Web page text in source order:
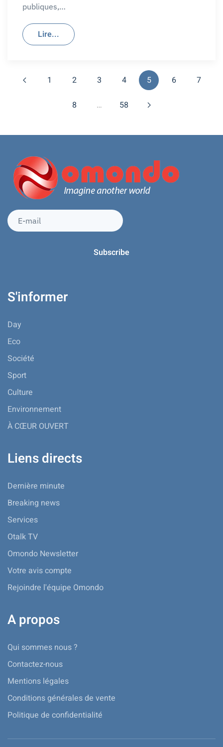
publiques,…
Lire...
1 2 3 4 5 6 7
8 … 58
S'informer
Day
Eco
Société
Sport
Culture
Environnement
À CŒUR OUVERT
Liens directs
Dernière minute
Breaking news
Services
Otalk TV
Omondo Newsletter
Votre avis compte
Rejoindre l'équipe Omondo
A propos
Qui sommes nous ?
Contactez-nous
Mentions légales
Conditions générales de vente
Politique de confidentialité